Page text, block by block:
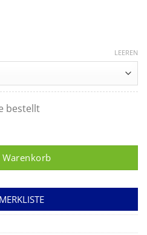
LEEREN
bestellt